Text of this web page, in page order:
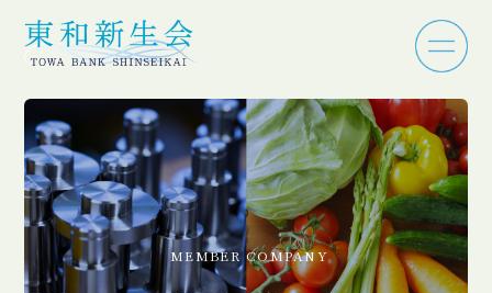
MEMBER COMPANY